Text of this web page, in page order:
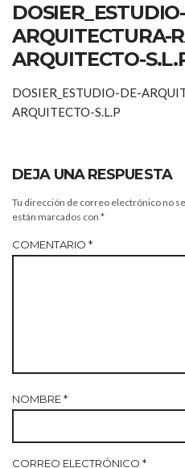
ARQUITECTURA-
ARQUITECTO-
DOSIER_ESTUDIO-DE-
ARQUITECTO-S.L.P
DEJA UNA RESPUESTA
Tu dirección de correo electrónico no
están marcados con *
COMENTARIO *
NOMBRE*
CORREO ELECTRÓNICO *